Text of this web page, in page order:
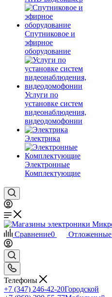
Спутниковое и
эфирное
оборудование
Услуги по
установке систем
видеонаблюдения,
видеодомофонии
Электрика
Электронные
Комплектующие
Сравнение0 Отложенные
Телефоны
+7 (347) 246-42-20Городской